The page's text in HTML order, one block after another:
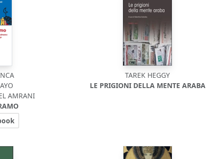
AMRANI
TAREK HEGGY
LE PRIGIONI DELLA MENTE ARABA